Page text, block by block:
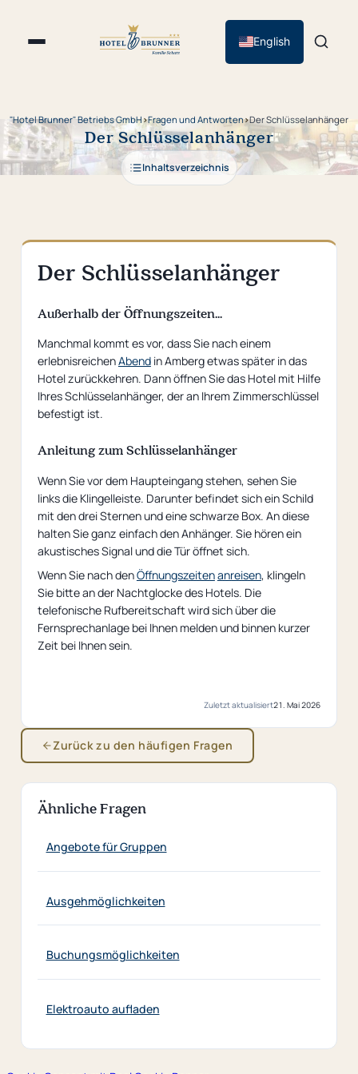
English
"Hotel Brunner" Betriebs GmbH ›Fragen und Antworten›Der Schlüsselanhänger
Der Schlüsselanhänger
Inhaltsverzeichnis
Der Schlüsselanhänger
Außerhalb der Öffnungszeiten...
Manchmal kommt es vor, dass Sie nach einem
erlebnisreichenAbendin Amberg etwas später in das
Hotel zurückkehren. Dann öffnen Sie das Hotel mit Hilfe
Ihres Schlüsselanhänger, der an Ihrem Zimmerschlüssel
befestigt ist.
Anleitung zum Schlüsselanhänger
Wenn Sie vor dem Haupteingang stehen, sehen Sie
links die Klingelleiste. Darunter befindet sich ein Schild
mit den drei Sternen und eine schwarze Box. An diese
halten Sie ganz einfach den Anhänger. Sie hören ein
akustisches Signal und die Tür öffnet sich.
Wenn Sie nach denÖffnungszeitenanreisen, klingeln
Sie bitte an der Nachtglocke des Hotels. Die
telefonische Rufbereitschaft wird sich über die
Fernsprechanlage bei Ihnen melden und binnen kurzer
Zeit bei Ihnen sein.
Zuletzt aktualisiert21. Mai 2026
Zurück zu den häufigen Fragen
Ähnliche Fragen
Angebote für Gruppen
Ausgehmöglichkeiten
Buchungsmöglichkeiten
Elektroauto aufladen